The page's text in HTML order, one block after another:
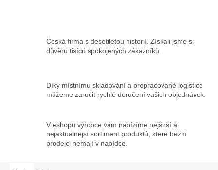
Česká firma s desetiletou historií. Získali jsme si
důvěru tisíců spokojených zákazníků.
Díky místnímu skladování a propracované logistice
můžeme zaručit rychlé doručení vašich objednávek.
V eshopu výrobce vám nabízíme nejširší a
nejaktuálnější sortiment produktů, které běžní
prodejci nemají v nabídce.